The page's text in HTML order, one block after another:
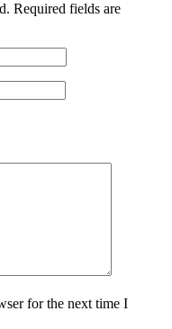
Required fields are
for the next time I